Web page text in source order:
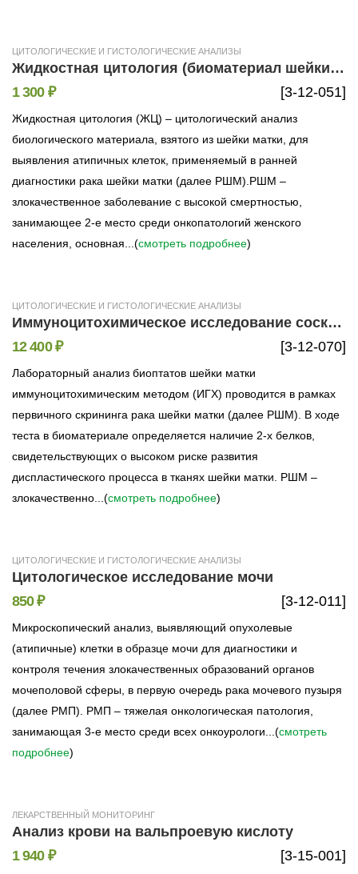
ЦИТОЛОГИЧЕСКИЕ И ГИСТОЛОГИЧЕСКИЕ АНАЛИЗЫ
Жидкостная цитология (биоматериал шейки матки, окрашивание по Папаниколау)
[3-12-051]
1 300 ₽
Жидкостная цитология (ЖЦ) – цитологический анализ
биологического материала, взятого из шейки матки, для
выявления атипичных клеток, применяемый в ранней
диагностики рака шейки матки (далее РШМ).РШМ –
злокачественное заболевание с высокой смертностью,
занимающее 2-е место среди онкопатологий женского
населения, основная...(смотреть подробнее)
ЦИТОЛОГИЧЕСКИЕ И ГИСТОЛОГИЧЕСКИЕ АНАЛИЗЫ
Иммуноцитохимическое исследование соскобов шейки матки на белки р16 (р16INK4a) и Ki-67
[3-12-070]
12 400 ₽
Лабораторный анализ биоптатов шейки матки
иммуноцитохимическим методом (ИГХ) проводится в рамках
первичного скрининга рака шейки матки (далее РШМ). В ходе
теста в биоматериале определяется наличие 2-х белков,
свидетельствующих о высоком риске развития
диспластического процесса в тканях шейки матки. РШМ –
злокачественно...(смотреть подробнее)
ЦИТОЛОГИЧЕСКИЕ И ГИСТОЛОГИЧЕСКИЕ АНАЛИЗЫ
Цитологическое исследование мочи
[3-12-011]
850 ₽
Микроскопический анализ, выявляющий опухолевые
(атипичные) клетки в образце мочи для диагностики и
контроля течения злокачественных образований органов
мочеполовой сферы, в первую очередь рака мочевого пузыря
(далее РМП). РМП – тяжелая онкологическая патология,
занимающая 3-е место среди всех онкоурологи...(смотреть
подробнее)
ЛЕКАРСТВЕННЫЙ МОНИТОРИНГ
Анализ крови на вальпроевую кислоту
[3-15-001]
1 940 ₽